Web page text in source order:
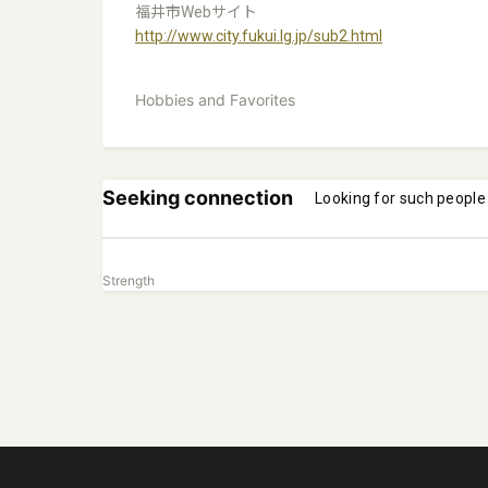
福井市Webサイト
http://www.city.fukui.lg.jp/sub2.html
Hobbies and Favorites
Seeking connection Looking for such
Strength